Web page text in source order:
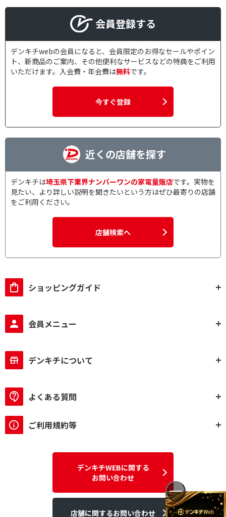
マイク対応
片耳使用で絞り込む
両耳可 片耳使用不可
専用アプリで絞り込む
専用アプリ非対応
ステレオタイプ モノラルタイプ
本体形状で絞り込む
丸型 角型
ハンズフリー通話対応
ハンズフリー通話非対
スピーカータイプで絞り込む
bluetoothで絞り込む
Bluetooth対応
再生のみ 非対応
SDカードで絞り込む
再生のみ 非対応
会員登録する
デンキチwebの会員になると、会員限定のお得なセールやポイン
ト、新商品のご案内、その他便利なサービスなどの特典をご利用
いただけます。入会費・年会費は無料です。
今すぐ登録
近くの店舗を探す
デンキチは埼玉県下業界ナンバーワンの家電量販店です。実物を
見たい、より詳しい説明を聞きたいという方はぜひ最寄りの店舗
をご利用ください。
店舗検索へ
ショッピングガイド
会員メニュー
デンキチについて
よくある質問
ご利用規約等
デンキチWEBに関する
お問い合わせ
店舗に関するお問い合わせ